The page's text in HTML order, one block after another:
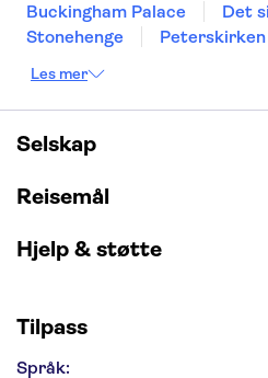
Buckingham Palace
Det
Stonehenge
Peterskirken
Burj Khalifa
Alcatraz
Alhambra
Anne Franks hus
Blue Lagoon
Les mer
Selskap
Reisemål
Hjelp & støtte
Tilpass
Språk: